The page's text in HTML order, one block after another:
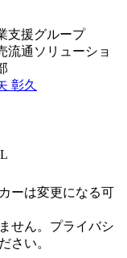
支援グループ
流通ソリューショ
彰久
ーは変更になる可
せん。プライバシ
さい。